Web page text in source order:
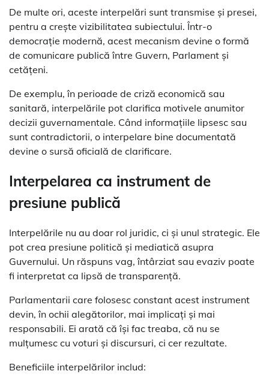
De multe ori, aceste interpelări sunt transmise și presei,
pentru a crește vizibilitatea subiectului. Într-o
democrație modernă, acest mecanism devine o formă
de comunicare publică între Guvern, Parlament și
cetățeni.
De exemplu, în perioade de criză economică sau
sanitară, interpelările pot clarifica motivele anumitor
decizii guvernamentale. Când informațiile lipsesc sau
sunt contradictorii, o interpelare bine documentată
devine o sursă oficială de clarificare.
Interpelarea ca instrument de
presiune publică
Interpelările nu au doar rol juridic, ci și unul strategic. Ele
pot crea presiune politică și mediatică asupra
Guvernului. Un răspuns vag, întârziat sau evaziv poate
fi interpretat ca lipsă de transparență.
Parlamentarii care folosesc constant acest instrument
devin, în ochii alegătorilor, mai implicați și mai
responsabili. Ei arată că își fac treaba, că nu se
mulțumesc cu voturi și discursuri, ci cer rezultate.
Beneficiile interpelărilor includ: